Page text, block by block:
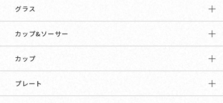
グラス
カップ&ソーサー
カップ
プレート